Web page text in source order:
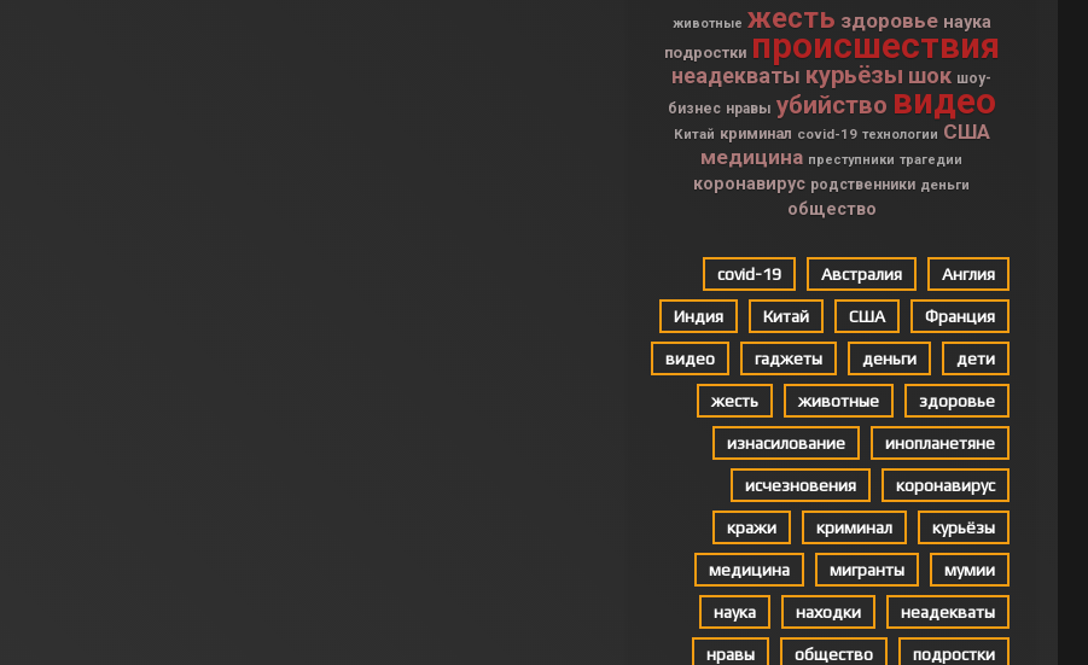
животные жесть здоровье наука
подростки происшествия
неадекваты курьёзы шок шоу-
бизнес нравы убийство видео
Китай криминал covid-19 технологии США
медицина преступники трагедии
коронавирус родственники деньги
общество
covid-19 Австралия Англия
Индия Китай США Франция
видео гаджеты деньги дети
жесть животные здоровье
изнасилование инопланетяне
исчезновения коронавирус
кражи криминал курьёзы
медицина мигранты мумии
наука находки неадекваты
нравы общество подростки